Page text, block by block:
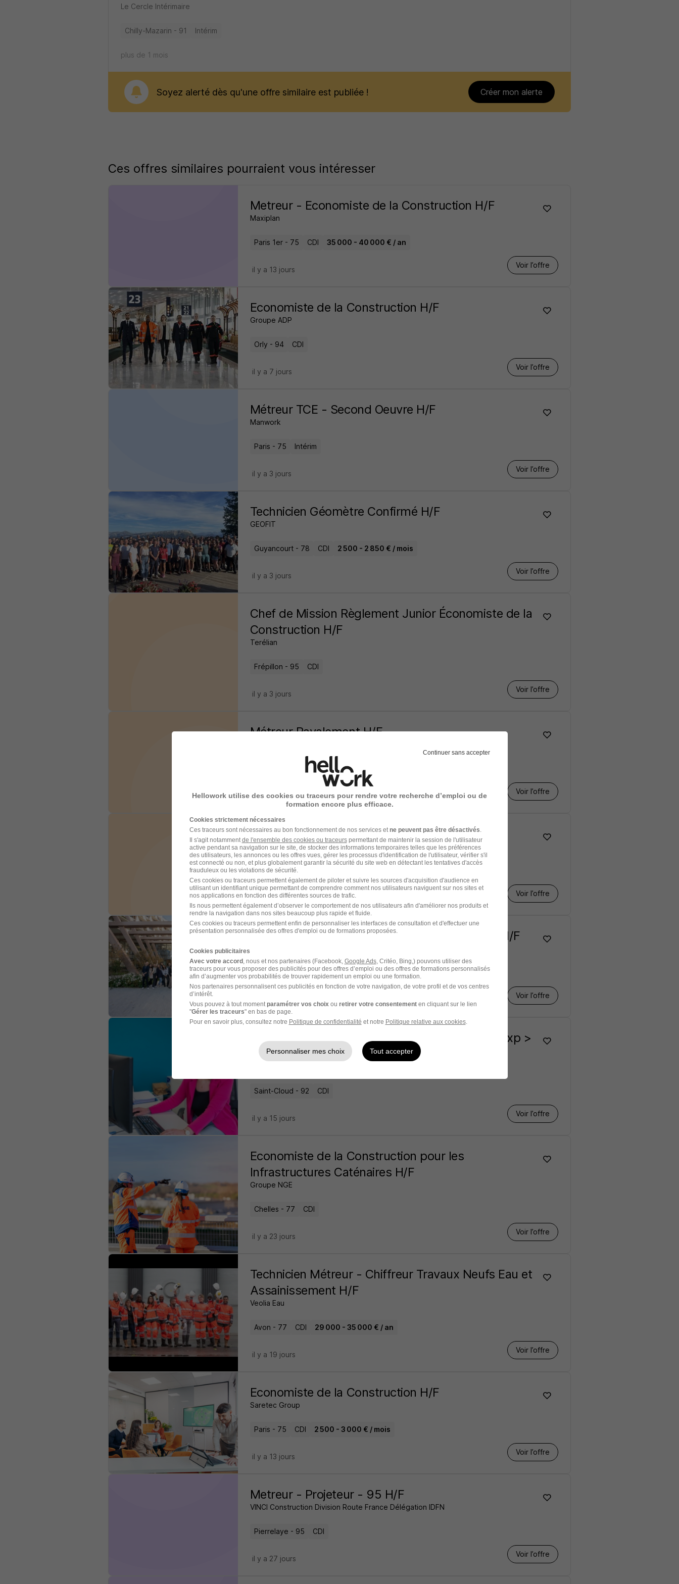
Le Cercle Intérimaire
Chilly-Mazarin - 91 Intérim
plus de 1 mois
Soyez alerté dès qu'une offre similaire est publiée ! Créer mon alerte
Ces offres similaires pourraient vous intéresser
Metreur - Economiste de la Construction H/F
Maxiplan
Paris 1er - 75 CDI 35 000 - 40 000 € / an
Voir l’offre
il y a 13 jours
Economiste de la Construction H/F
Groupe ADP
Orly - 94 CDI
Voir l’offre
il y a 7 jours
Métreur TCE - Second Oeuvre H/F
Manwork
Paris - 75 Intérim
Voir l’offre
il y a 3 jours
Technicien Géomètre Confirmé H/F
GEOFIT
Guyancourt - 78 CDI 2 500 - 2 850 € / mois
Voir l’offre
il y a 3 jours
Chef de Mission Règlement Junior Économiste de la
Construction H/F
Terélian
Frépillon - 95 CDI
Voir l’offre
il y a 3 jours
Métreur Ravalement H/F
CDI 2 300 - 3 000 € / mois
Voir l’offre
il y a 17 jours
Economiste de la Construction H/F
AGEMA
Paris - 75 CDI
Voir l’offre
il y a 20 jours
Chef de Projet Economiste de la Construction H/F
Châtenay-Malabry - 92 CDI 3 372 € / mois
Voir l’offre
il y a 18 jours
Paris - CDI - Economiste de la Construction - Exp >
H/F
Saint-Cloud - 92 CDI
Voir l’offre
il y a 15 jours
Economiste de la Construction pour les
Infrastructures Caténaires H/F
Groupe NGE
Chelles - 77 CDI
Voir l’offre
il y a 23 jours
Technicien Métreur - Chiffreur Travaux Neufs Eau et
Assainissement H/F
Veolia Eau
Avon - 77 CDI 29 000 - 35 000 € / an
Voir l’offre
il y a 19 jours
Economiste de la Construction H/F
Saretec Group
Paris - 75 CDI 2 500 - 3 000 € / mois
Voir l’offre
il y a 13 jours
Metreur - Projeteur - 95 H/F
VINCI Construction Division Route France Délégation IDFN
Pierrelaye - 95 CDI
Voir l’offre
il y a 27 jours
Continuer sans accepter
Hellowork utilise des cookies ou traceurs pour rendre votre recherche d’emploi ou de
formation encore plus efficace.
Cookies strictement nécessaires
Ces traceurs sont nécessaires au bon fonctionnement de nos services et ne peuvent pas être désactivés
Il s'agit notamment de l'ensemble des cookies ou traceurspermettant de maintenir la session de l'utilisateur
active pendant sa navigation sur le site, de stocker des informations temporaires telles que les préférences
des utilisateurs, les annonces ou les offres vues, gérer les processus d'identification de l'utilisateur, vérifier s'il
est connecté ou non, et plus globalement garantir la sécurité du site web en détectant les tentatives d'accès
frauduleux ou les violations de sécurité.
Ces cookies ou traceurs permettent également de piloter et suivre les sources d'acquisition d'audience en
utilisant un identifiant unique permettant de comprendre comment nos utilisateurs naviguent sur nos sites et
nos applications en fonction des différentes sources de trafic.
Ils nous permettent également d’observer le comportement de nos utilisateurs afin d'améliorer nos produits et
rendre la navigation dans nos sites beaucoup plus rapide et fluide.
Ces cookies ou traceurs permettent enfin de personnaliser les interfaces de consultation et d'effectuer une
présentation personnalisée des offres d'emploi ou de formations proposées.
Cookies publicitaires
Avec votre accord, nous et nos partenaires (Facebook, Google Ads, Critéo, Bing,) pouvons utiliser des
traceurs pour vous proposer des publicités pour des offres d’emploi ou des offres de formations personnalisés
afin d’augmenter vos probabilités de trouver rapidement un emploi ou une formation.
Nos partenaires personnalisent ces publicités en fonction de votre navigation, de votre profil et de vos centres
d’intérêt.
Vous pouvez à tout moment paramétrer vos choix ou retirer votre consentementen cliquant sur le lien
"Gérer les traceurs" en bas de page.
Pour en savoir plus, consultez notre Politique de confidentialité et notre Politique relative aux cookies.
Personnaliser mes choix Tout accepter